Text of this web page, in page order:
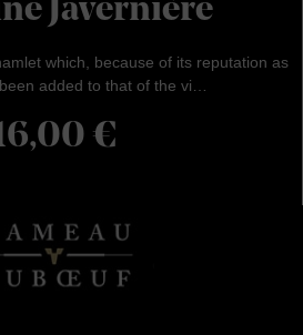
Javernière
which, because of its reputation as
added to that of the vi…
€